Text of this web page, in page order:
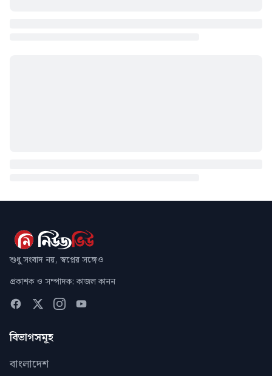
শুধু সংবাদ নয়, স্বপ্নের সঙ্গেও
প্রকাশক ও সম্পাদক: কাজল কানন
বিভাগসমূহ
বাংলাদেশ